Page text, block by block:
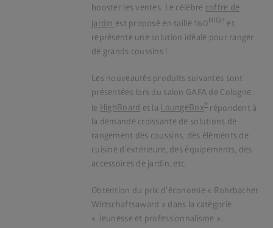
booster les ventes. Le célèbre coffre de
jardin est proposé en taille 160HIGH et
représente une solution idéale pour ranger
de grands coussins !
Les nouveautés produits suivantes sont
présentées lors du salon GAFA de Cologne :
le HighBoard et la LoungeBox ® répondent à
la demande croissante de solutions de
rangement des coussins, des éléments de
cuisine d’extérieure, des équipements, des
accessoires de jardin, etc.
Obtention du prix d’économie « Rohrbacher
Wirtschaftsaward » dans la catégorie
« Jeunesse et professionnalisme ».